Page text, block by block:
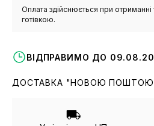
Оплата здійснюється при
готівкою.
ВІДПРАВИМО ДО
ДОСТАВКА "НОВОЮ